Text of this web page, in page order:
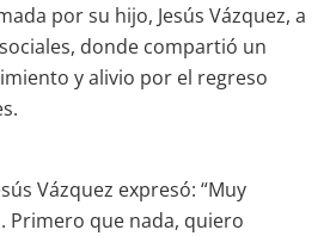
por su hijo, Jesús Vázquez, a
donde compartió un
y alivio por el regreso
Vázquez expresó: “Muy
Primero que nada, quiero